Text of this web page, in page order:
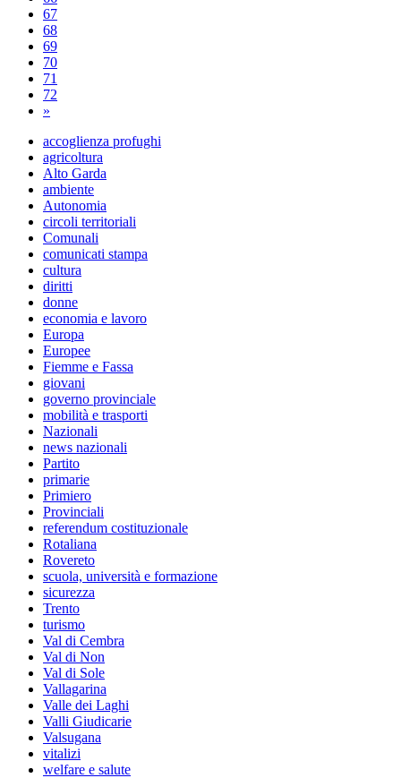
67
68
69
70
71
72
»
accoglienza profughi
agricoltura
Alto Garda
ambiente
Autonomia
circoli territoriali
Comunali
comunicati stampa
cultura
diritti
donne
economia e lavoro
Europa
Europee
Fiemme e Fassa
giovani
governo provinciale
mobilità e trasporti
Nazionali
news nazionali
Partito
primarie
Primiero
Provinciali
referendum costituzionale
Rotaliana
Rovereto
scuola, università e formazione
sicurezza
Trento
turismo
Val di Cembra
Val di Non
Val di Sole
Vallagarina
Valle dei Laghi
Valli Giudicarie
Valsugana
vitalizi
welfare e salute